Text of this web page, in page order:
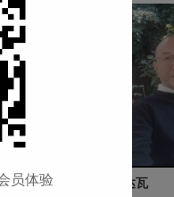
征婚交友
大乘佛教
达瓦
员体验